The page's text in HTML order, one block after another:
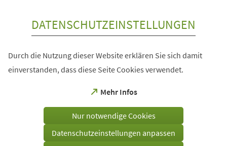
DATENSCHUTZEINSTELLUNGEN
Durch die Nutzung dieser Website erklären Sie sich damit
einverstanden, dass diese Seite Cookies verwendet.
Mehr Infos
(Öffnet
einem
Tab)
Nur notwendige Cookies
Datenschutzeinstellungen anpassen